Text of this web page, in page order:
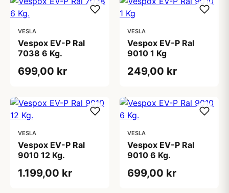
VESLA
Vespox EV-P Ral
7038 6 Kg.
699,00 kr
VESLA
Vespox EV-P Ral
9010 1 Kg
249,00 kr
VESLA
Vespox EV-P Ral
9010 12 Kg.
1.199,00 kr
VESLA
Vespox EV-P Ral
9010 6 Kg.
699,00 kr